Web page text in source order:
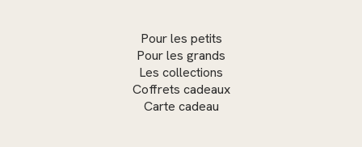
Pour les petits
Pour les grands
Les collections
Coffrets cadeaux
Carte cadeau